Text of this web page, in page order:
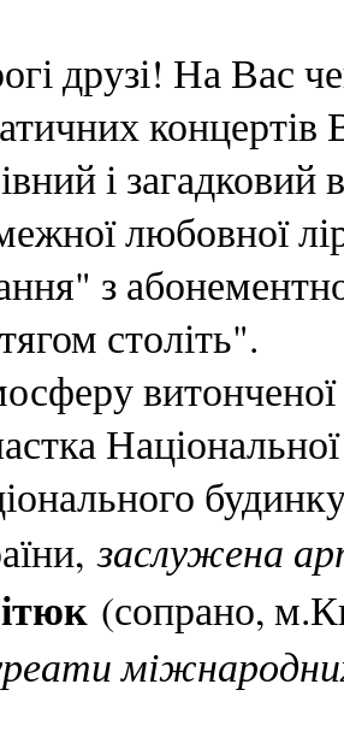
друзі! На Вас
концертів
і загадковий
любовної
з
століть".
заслужена
(сопрано,